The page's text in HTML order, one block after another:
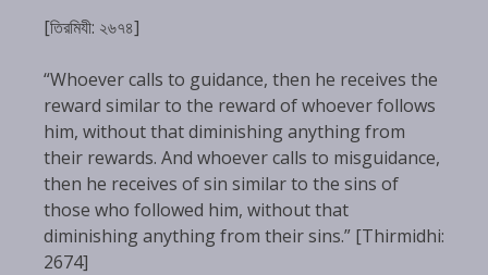
[তিরমিযী: ২৬৭৪]
“Whoever calls to guidance, then he receives the
reward similar to the reward of whoever follows
him, without that diminishing anything from
their rewards. And whoever calls to misguidance,
then he receives of sin similar to the sins of
those who followed him, without that
diminishing anything from their sins.” [Thirmidhi:
2674]